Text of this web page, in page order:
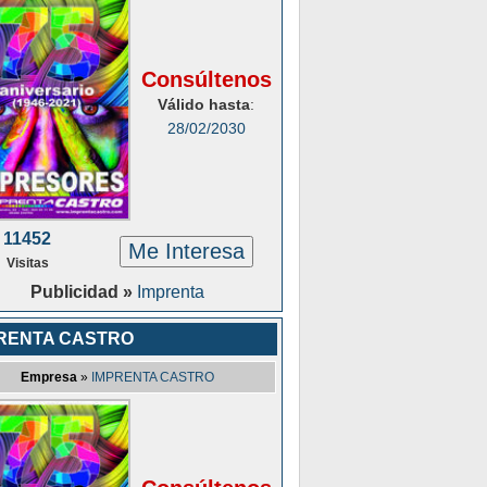
Consúltenos
Válido hasta:
28/02/2030
11452
Visitas Me Interesa
Publicidad » Imprenta
CASTRO
Empresa » IMPRENTA CASTRO